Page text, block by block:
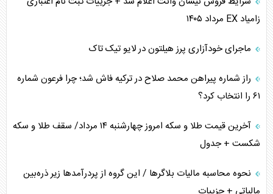
زامیاد EX مرداد ۱۴۰۵
ماجرای خودآزاری پرز هیلتون در لایو تیک تاک
راز شماره پیراهن محمد صلاح در ترکیه فاش شد؛ چرا فرعون شماره
۶۱ را انتخاب کرد؟
آخرین قیمت طلا و سکه امروز چهارشنبه ۱۴ مرداد/ سقف طلا و سکه
شکست + جدول
نحوه محاسبه مالیات بلاگر‌ها / این گروه از پردرآمد‌ها زیر ذره‌بین